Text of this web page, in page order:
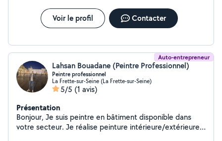
Voir le profil Contacter
Auto-entrepreneur
Lahsan Bouadane (Peintre Professionnel)
Peintre professionnel
La Frette-sur-Seine (La Frette-sur-Seine)
5/5 (1 avis)
Présentation
Bonjour, Je suis peintre en bâtiment disponible dans
votre secteur. Je réalise peinture intérieure/extérieure